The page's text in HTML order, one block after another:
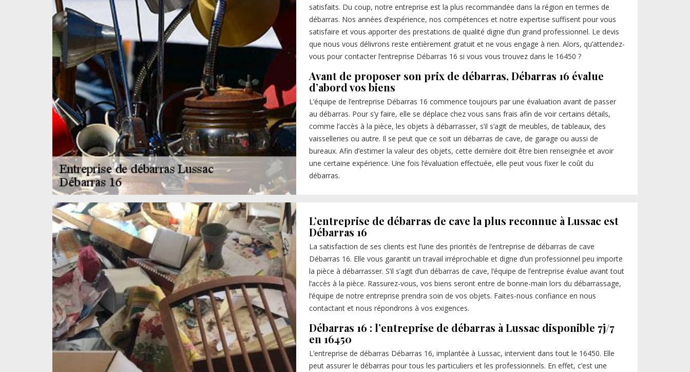
satisfaits. Du coup, notre entreprise est la plus recommandée dans la région en termes de
débarras. Nos années d’expérience, nos compétences et notre expertise suffisent pour vous
satisfaire et vous apporter des prestations de qualité digne d’un grand professionnel. Le devis
que nous vous délivrons reste entièrement gratuit et ne vous engage à rien. Alors, qu’attendez-
vous pour contacter l’entreprise Débarras 16 si vous vous trouvez dans le 16450 ?
Avant de proposer son prix de débarras, Débarras 16 évalue
d’abord vos biens
L’équipe de l’entreprise Débarras 16 commence toujours par une évaluation avant de passer
au débarras. Pour s’y faire, elle se déplace chez vous sans frais afin de voir certains détails,
comme l’accès à la pièce, les objets à débarrasser, s’il s’agit de meubles, de tableaux, des
vaisselleries ou autre. Il se peut que ce soit un débarras de cave, de garage ou aussi de
bureaux. Afin d’estimer la valeur des objets, cette dernière doit être bien renseignée et avoir
une certaine expérience. Une fois l’évaluation effectuée, elle peut vous fixer le coût du
débarras.
L’entreprise de débarras de cave la plus reconnue à Lussac est
Débarras 16
La satisfaction de ses clients est l’une des priorités de l’entreprise de débarras de cave
Débarras 16. Elle vous garantit un travail irréprochable et digne d’un professionnel peu importe
la pièce à débarrasser. S’il s’agit d’un débarras de cave, l’équipe de l’entreprise évalue avant tout
l’accès à la pièce. Rassurez-vous, vos biens seront entre de bonne-main lors du débarrassage,
l’équipe de notre entreprise prendra soin de vos objets. Faites-nous confiance en nous
contactant et nous répondrons à vos exigences.
Débarras 16 : l’entreprise de débarras à Lussac disponible 7j/7
en 16450
L’entreprise de débarras Débarras 16, implantée à Lussac, intervient dans tout le 16450. Elle
peut assurer le débarras pour tous les particuliers et les professionnels. En effet, c’est une